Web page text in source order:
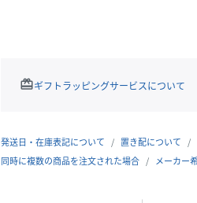
redeemギフトラッピングサービスについて
発送日・在庫表記について 置き配について
同時に複数の商品を注文された場合
メーカー